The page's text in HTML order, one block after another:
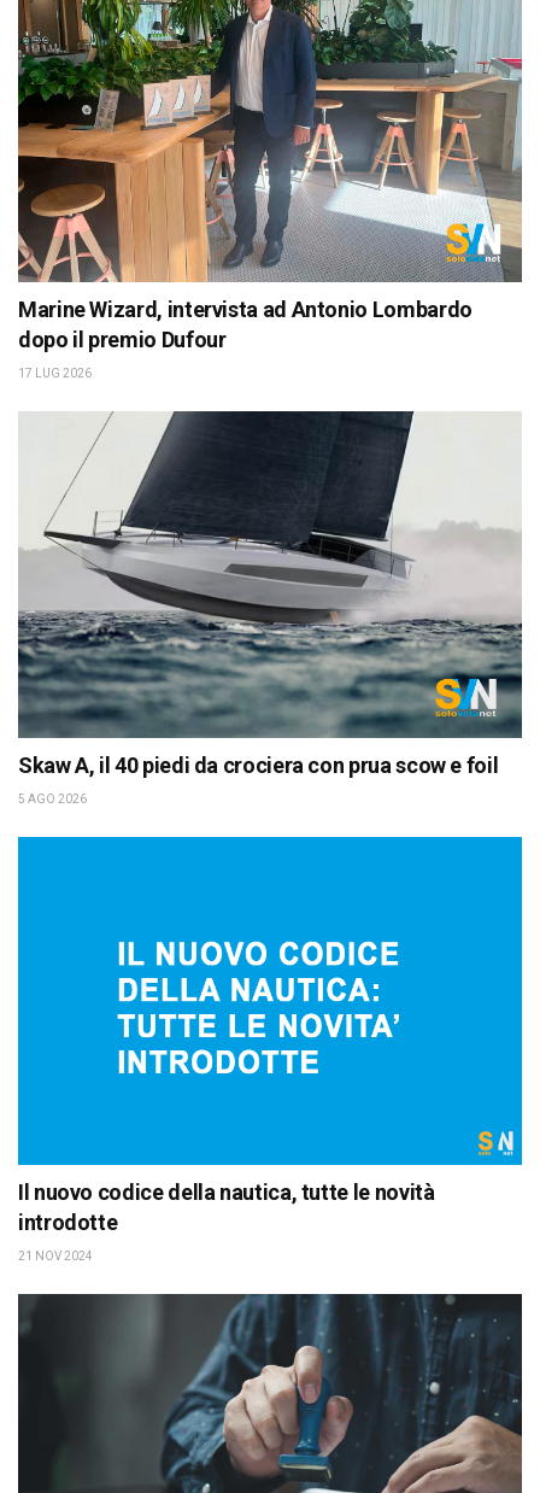
Marine Wizard, intervista ad Antonio Lombardo
dopo il premio Dufour
17 LUG 2026
Skaw A, il 40 piedi da crociera con prua scow e foil
5 AGO 2026
Il nuovo codice della nautica, tutte le novità
introdotte
21 NOV 2024